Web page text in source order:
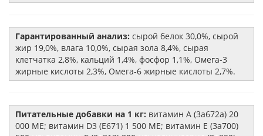
Гарантированный анализ: сырой белок 30,0%, сырой
жир 19,0%, влага 10,0%, сырая зола 8,4%, сырая
клетчатка 2,8%, кальций 1,4%, фосфор 1,1%, Омега-3
жирные кислоты 2,3%, Омега-6 жирные кислоты 2,7%.
Питательные добавки на 1 кг: витамин А (3a672a) 20
000 ME; витамин D3 (E671) 1 500 ME; витамин E (3a700)